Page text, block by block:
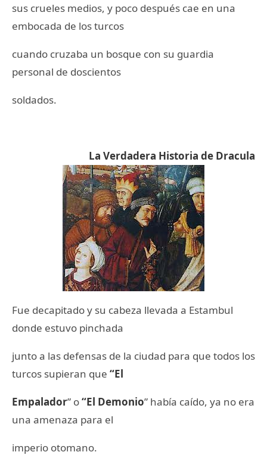
sus crueles medios, y poco después cae en una
embocada de los turcos
cuando cruzaba un bosque con su guardia
personal de doscientos
soldados.
La Verdadera Historia de Dracula
Fue decapitado y su cabeza llevada a Estambul
donde estuvo pinchada
junto a las defensas de la ciudad para que todos los
turcos supieran que “El
Empalador” o“El Demonio” había caído, ya no era
una amenaza para el
imperio otomano.